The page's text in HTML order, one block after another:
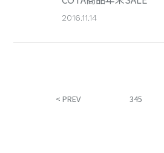
2016.11.14
< PREV 345